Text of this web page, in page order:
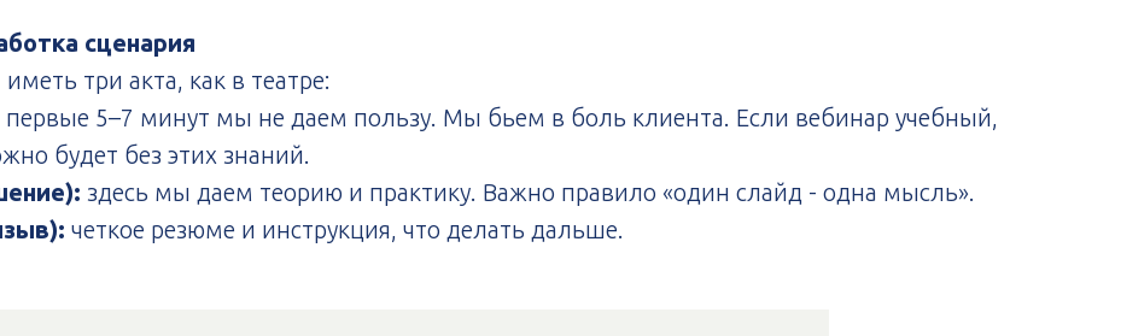
сценария
три акта, как в театре:
первые 5–7 минут мы не даем пользу. Мы бьем в боль клиента. Если вебинар учебный,
будет без этих знаний.
здесь мы даем теорию и практику. Важно правило «один слайд - одна мысль».
четкое резюме и инструкция, что делать дальше.